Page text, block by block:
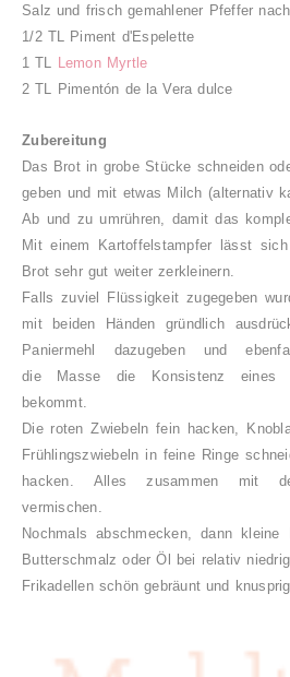
Salz und frisch gemahlener Pfeffer
1/2 TL Piment d'Espelette
1 TL Lemon Myrtle
2 TL Pimentón de la Vera dulce
Zubereitung
Das Brot in grobe Stücke schneiden
geben und mit etwas Milch (alternativ
Ab und zu umrühren, damit das
Mit einem Kartoffelstampfer lässt
Brot sehr gut weiter zerkleinern.
Falls zuviel Flüssigkeit zugegeben
mit beiden Händen gründlich
Paniermehl dazugeben und
dieMasse die Konsistenz eines
bekommt.
Die roten Zwiebeln fein hacken,
Frühlingszwiebeln in feine Ringe
hacken. Alles zusammen mit
vermischen.
Nochmals abschmecken, dann
Butterschmalz oder Öl bei relativ
Frikadellen schön gebräunt und